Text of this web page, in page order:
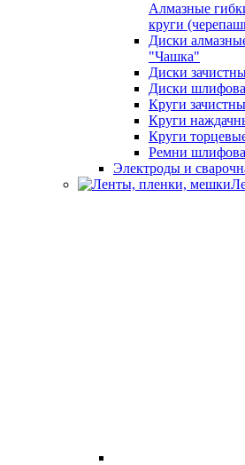
Алмазные
круги
Диски
"Чашка"
Диски
Диски
Круги
Круги
Круги
Ремни
Электроды и